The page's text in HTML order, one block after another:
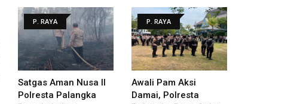
P. RAYA
Satgas Aman Nusa II
Polresta Palangka
P. RAYA
Awali Pam Aksi
Damai, Polresta